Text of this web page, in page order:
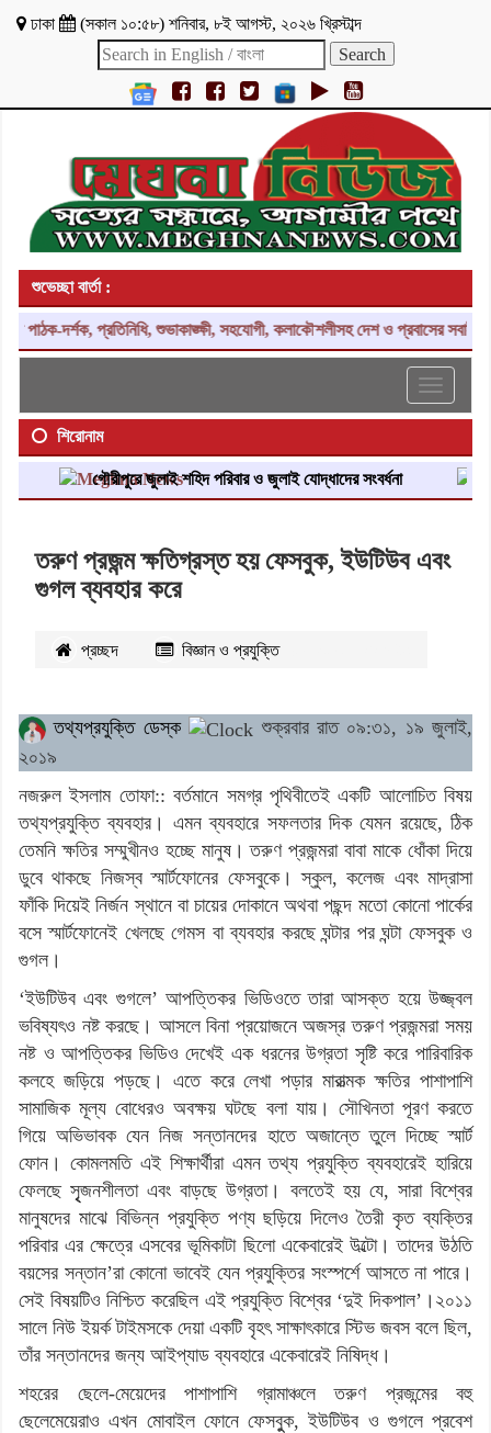
ঢাকা (সকাল ১০:৫৮) শনিবার, ৮ই আগস্ট, ২০২৬ খ্রিস্টাব্দ
শুভেচ্ছা বার্তা :
দর্শক, প্রতিনিধি, শুভাকাঙ্ক্ষী, সহযোগী, কলাকৌশলীসহ দেশ ও প্রবাসের সবাইকে
Toggle
শিরোনাম
গৌরীপুরে জুলাই শহিদ পরিবার ও জুলাই যোদ্ধাদের সংবর্ধনা
তরুণ প্রজন্ম ক্ষতিগ্রস্ত হয় ফেসবুক, ইউটিউব এবং
গুগল ব্যবহার করে
প্রচ্ছদ বিজ্ঞান ও প্রযুক্তি
তথ্যপ্রযুক্তি ডেস্ক
শুক্রবার রাত ০৯:৩১, ১৯ জুলাই,
২০১৯
নজরুল ইসলাম তোফা:: বর্তমানে সমগ্র পৃথিবীতেই একটি আলোচিত বিষয়
তথ্যপ্রযুক্তি ব্যবহার। এমন ব্যবহারে সফলতার দিক যেমন রয়েছে, ঠিক
তেমনি ক্ষতির সম্মুখীনও হচ্ছে মানুষ। তরুণ প্রজন্মরা বাবা মাকে ধোঁকা দিয়ে
ডুবে থাকছে নিজস্ব স্মার্টফোনের ফেসবুকে। স্কুল, কলেজ এবং মাদ্রাসা
ফাঁকি দিয়েই নির্জন স্থানে বা চায়ের দোকানে অথবা পছন্দ মতো কোনো পার্কের
বসে স্মার্টফোনেই খেলছে গেমস বা ব্যবহার করছে ঘন্টার পর ঘন্টা ফেসবুক ও
গুগল।
‘ইউটিউব এবং গুগলে’ আপত্তিকর ভিডিওতে তারা আসক্ত হয়ে উজ্জ্বল
ভবিষ্যৎও নষ্ট করছে। আসলে বিনা প্রয়োজনে অজস্র তরুণ প্রজন্মরা সময়
নষ্ট ও আপত্তিকর ভিডিও দেখেই এক ধরনের উগ্রতা সৃষ্টি করে পারিবারিক
কলহে জড়িয়ে পড়ছে। এতে করে লেখা পড়ার মারাত্মক ক্ষতির পাশাপাশি
সামাজিক মূল্য বোধেরও অবক্ষয় ঘটছে বলা যায়। সৌখিনতা পূরণ করতে
গিয়ে অভিভাবক যেন নিজ সন্তানদের হাতে অজান্তে তুলে দিচ্ছে স্মার্ট
ফোন। কোমলমতি এই শিক্ষার্থীরা এমন তথ্য প্রযুক্তি ব্যবহারেই হারিয়ে
ফেলছে সৃৃৃজনশীলতা এবং বাড়ছে উগ্রতা। বলতেই হয় যে, সারা বিশ্বের
মানুষদের মাঝে বিভিন্ন প্রযুক্তি পণ্য ছড়িয়ে দিলেও তৈরী কৃত ব্যক্তির
পরিবার এর ক্ষেত্রে এসবের ভূমিকাটা ছিলো একেবারেই উল্টো। তাদের উঠতি
বয়সের সন্তান’রা কোনো ভাবেই যেন প্রযুক্তির সংস্পর্শে আসতে না পারে।
সেই বিষয়টিও নিশ্চিত করেছিল এই প্রযুক্তি বিশ্বের ‘দুই দিকপাল’।২০১১
সালে নিউ ইয়র্ক টাইমসকে দেয়া একটি বৃহৎ সাক্ষাৎকারে স্টিভ জবস বলে ছিল,
তাঁর সন্তানদের জন্য আইপ্যাড ব্যবহারে একেবারেই নিষিদ্ধ।
শহরের ছেলে-মেয়েদের পাশাপাশি গ্রামাঞ্চলে তরুণ প্রজন্মের বহু
ছেলেমেয়েরাও এখন মোবাইল ফোনে ফেসবুুক, ইউটিউব ও গুগলে প্রবেশ